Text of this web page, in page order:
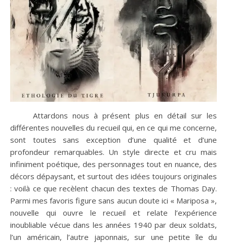
Attardons nous à présent plus en détail sur les
différentes nouvelles du recueil qui, en ce qui me concerne,
sont toutes sans exception d’une qualité et d’une
profondeur remarquables. Un style directe et cru mais
infiniment poétique, des personnages tout en nuance, des
décors dépaysant, et surtout des idées toujours originales
: voilà ce que recèlent chacun des textes de Thomas Day.
Parmi mes favoris figure sans aucun doute ici « Mariposa »,
nouvelle qui ouvre le recueil et relate l’expérience
inoubliable vécue dans les années 1940 par deux soldats,
l’un américain, l’autre japonnais, sur une petite île du